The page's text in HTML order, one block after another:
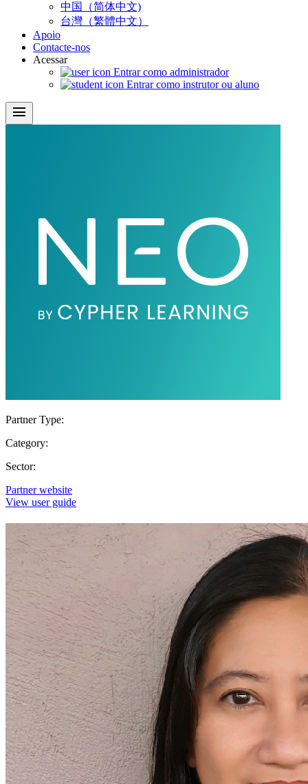
中国（简体中文)
台灣（繁體中文）
Apoio
Contacte-nos
Acessar
Entrar como administrador
Entrar como instrutor ou aluno
menu
Partner Type:
Category:
Sector:
Partner website
View user guide